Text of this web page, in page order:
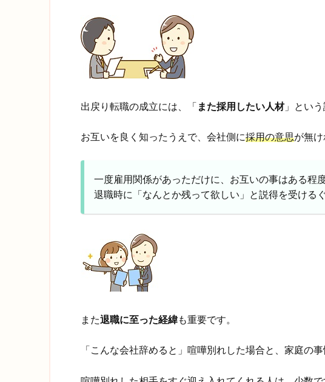
出戻り転職の成立には、「 また採用したい人材」という
お互いを良く知ったうえで、会社側に採用の意思が無け
一度雇用関係があっただけに、お互いの事はある程
退職時に「なんとか残って欲しい」と説得を受ける
また退職に至った経緯も重要です。
「こんな会社辞めると」喧嘩別れした場合と、家庭の